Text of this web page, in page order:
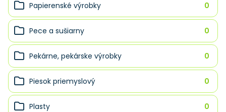
Papierenské výrobky 0
Pece a sušiarny 0
Pekárne, pekárske výrobky 0
Piesok priemyslový 0
Plasty 0